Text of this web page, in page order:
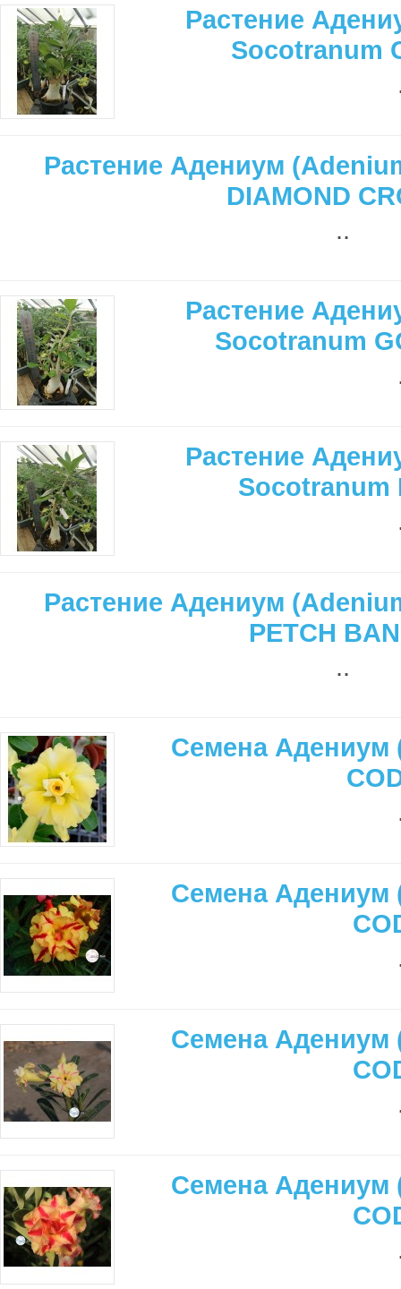
Растение
Socotranum
Растение Адениум
DIAMOND
..
Растение
Socotranum
Растение
Socotranum
Растение Адениум
PETCH
..
Семена Адениум
Семена Адениум
Семена Адениум
Семена Адениум